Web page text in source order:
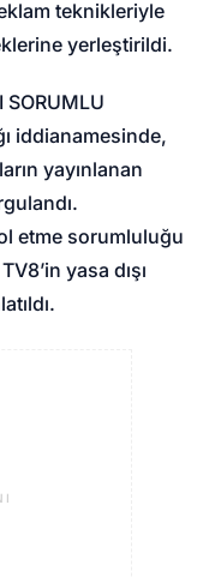
teknikleriyle
yerleştirildi.
SORUMLU
iddianamesinde,
yayınlanan
etme sorumluluğu
yasa dışı